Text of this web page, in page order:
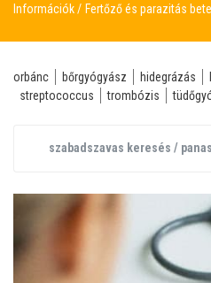
Információk Fertőző és parazitás
orbánc bőrgyógyász hidegrázás
streptococcus
trombózis